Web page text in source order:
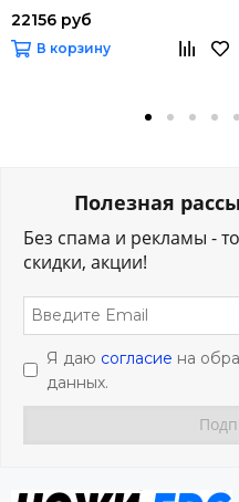
22156 руб
В корзину
Полезная
Без спама и рекламы -
скидки, акции!
Я даю согласие на
данных.